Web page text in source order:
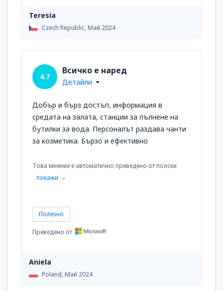
Teresia
Czech Republic,Май 2024
Aniela
Poland,Май 2024
4.7
Всичко е наред
Детайли
Добър и бърз достъп, информация в
средата на залата, станции за пълнене на
бутилки за вода. Персоналът раздава чанти
за козметика. Бързо и ефективно
Това мнение е автоматично преведено от полски
покажи
Полезно
Преведено от